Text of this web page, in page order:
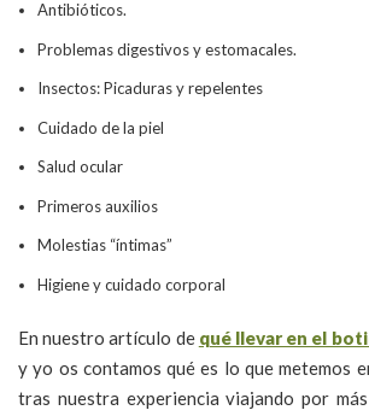
Antibióticos.
Problemas digestivos y estomacales.
Insectos: Picaduras y repelentes
Cuidado de la piel
Salud ocular
Primeros auxilios
Molestias “íntimas”
Higiene y cuidado corporal
En nuestro artículo de qué llevar en el
y yo os contamos qué es lo que metemos
tras nuestra experiencia viajando por